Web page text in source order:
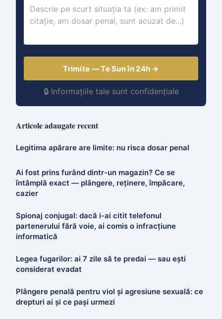
Trimite — Te Sun în 24h →
🔒 Informațiile tale sunt confidențiale
Articole adaugate recent
Legitima apărare are limite: nu risca dosar penal
Ai fost prins furând dintr-un magazin? Ce se
întâmplă exact — plângere, reținere, împăcare,
cazier
Spionaj conjugal: dacă i-ai citit telefonul
partenerului fără voie, ai comis o infracțiune
informatică
Legea fugarilor: ai 7 zile să te predai — sau ești
considerat evadat
Plângere penală pentru viol și agresiune sexuală: ce
drepturi ai și ce pași urmezi